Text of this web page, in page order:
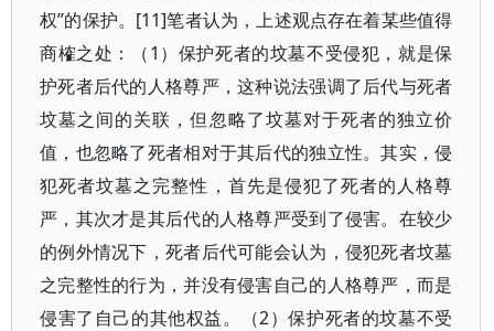
权”的保护。[11]笔者认为，上述观点存在着某些值得
商榷之处：（1）保护死者的坟墓不受侵犯，就是保
护死者后代的人格尊严，这种说法强调了后代与死者
坟墓之间的关联，但忽略了坟墓对于死者的独立价
值，也忽略了死者相对于其后代的独立性。其实，侵
犯死者坟墓之完整性，首先是侵犯了死者的人格尊
严，其次才是其后代的人格尊严受到了侵害。在较少
的例外情况下，死者后代可能会认为，侵犯死者坟墓
之完整性的行为，并没有侵害自己的人格尊严，而是
侵害了自己的其他权益。（2）保护死者的坟墓不受